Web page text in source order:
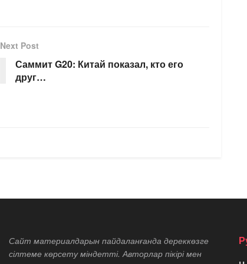
Next Post
Саммит G20: Китай показал, кто его
друг…
Сайт материалдарын пайдаланғанда дереккөзге
сілтеме көрсету міндетті. Авторлар пікірі мен